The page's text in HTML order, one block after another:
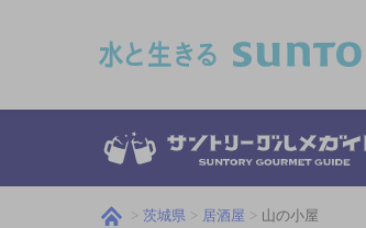
茨城県 居酒屋 山の小屋